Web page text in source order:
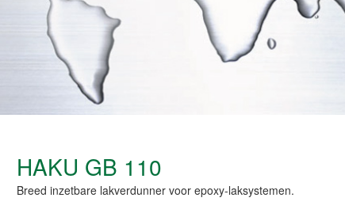
HAKU GB 110
Breed inzetbare lakverdunner voor epoxy-laksystemen.